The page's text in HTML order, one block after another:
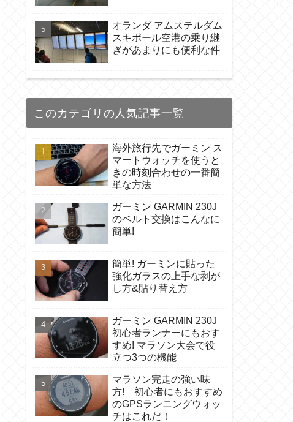
オランダ アムステルダム
スキポール空港の乗り継
ぎがあまりにも便利な件
このカテゴリの人気記事一覧
海外旅行先でガーミン ス
マートウォッチを使うと
きの時刻合わせの一番簡
単な方法
ガーミン GARMIN 230J
のベルト交換はこんなに
簡単!
簡単! ガーミンに貼った
強化ガラスの上手な剥が
し方&貼り替え方
ガーミン GARMIN 230J
初心者ランナーにもおす
すめ! マラソン大会で役
立つ3つの機能
マラソン完走の強い味
方! 初心者にもおすすめ
のGPSランニングウォッ
チはこれだ！